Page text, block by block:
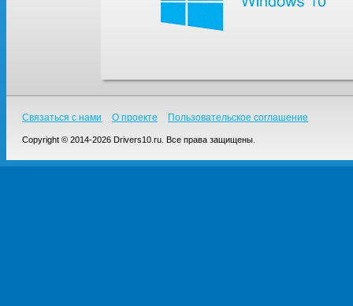
Связаться с нами О проекте Пользовательское соглашение
Copyright © 2014-2026 Drivers10.ru. Все права защищены.